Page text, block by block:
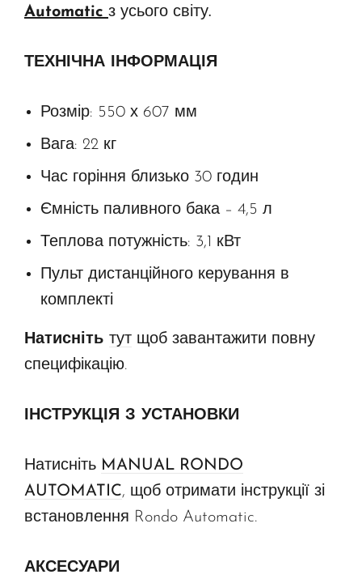
Automatic з усього світу.
ТЕХНІЧНА ІНФОРМАЦІЯ
Розмір: 550 х 607 мм
Вага: 22 кг
Час горіння близько 30 годин
Ємність паливного бака – 4,5 л
Теплова потужність: 3,1 кВт
Пульт дистанційного керування в
комплекті
Натисніть тут щоб завантажити повну
специфікацію.
ІНСТРУКЦІЯ З УСТАНОВКИ
Натисніть MANUAL RONDO
AUTOMATIC, щоб отримати інструкції зі
встановлення Rondo Automatic.
АКСЕСУАРИ